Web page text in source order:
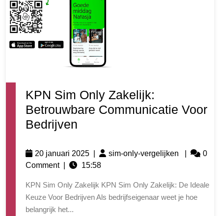
KPN Sim Only Zakelijk:
Betrouwbare Communicatie Voor
Bedrijven
20 januari 2025 sim-only-vergelijken
0
Comment
15:58
KPN Sim Only Zakelijk KPN Sim Only Zakelijk: De Ideale
Keuze Voor Bedrijven Als bedrijfseigenaar weet je hoe
belangrijk het...